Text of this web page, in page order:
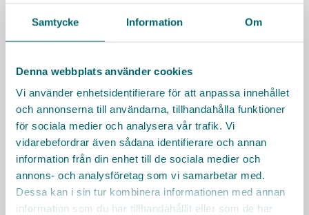
Samtycke Information Om
Denna webbplats använder cookies
Vi använder enhetsidentifierare för att anpassa innehållet
och annonserna till användarna, tillhandahålla funktioner
för sociala medier och analysera vår trafik. Vi
vidarebefordrar även sådana identifierare och annan
information från din enhet till de sociala medier och
annons- och analysföretag som vi samarbetar med.
Dessa kan i sin tur kombinera informationen med annan
information som du har tillhandahållit eller som de har
KONTAKT
Villa Tollare